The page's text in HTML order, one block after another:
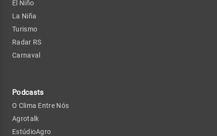
El Niño
La Niña
Turismo
Radar RS
Carnaval
Podcasts
O Clima Entre Nós
Agrotalk
EstúdioAgro